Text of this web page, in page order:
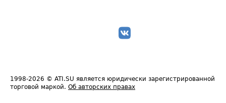
1998-2026 © ATI.SU является юридически зарегистрированной
торговой маркой. Об авторских правах